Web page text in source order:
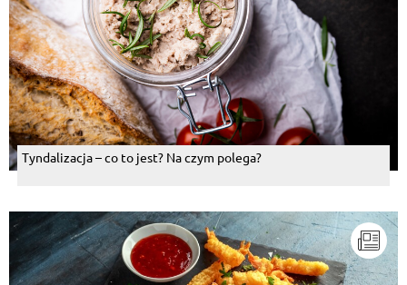
Tyndalizacja – co to jest? Na czym polega?